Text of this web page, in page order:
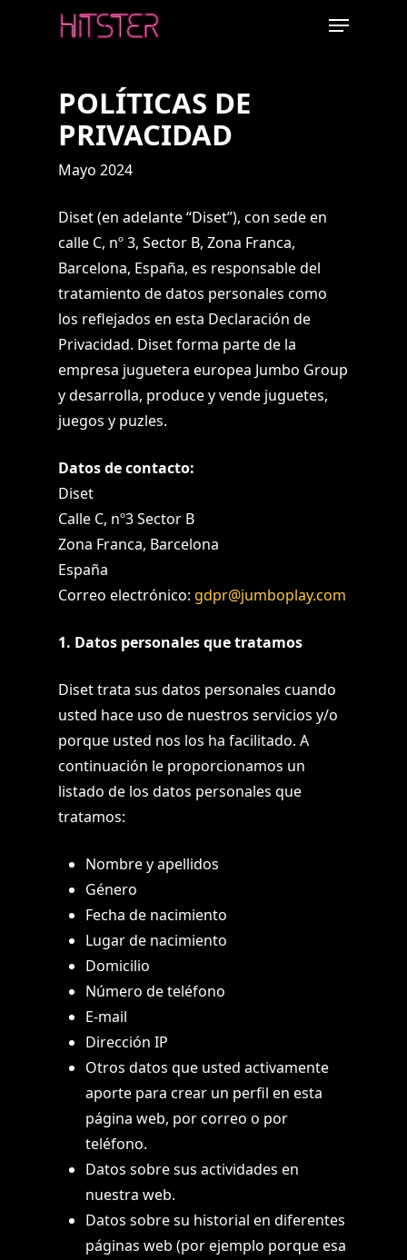
Menu
POLÍTICAS DE
PRIVACIDAD
Mayo 2024
Diset (en adelante “Diset”), con sede en
calle C, nº 3, Sector B, Zona Franca,
Barcelona, España, es responsable del
tratamiento de datos personales como
los reflejados en esta Declaración de
Privacidad. Diset forma parte de la
empresa juguetera europea Jumbo Group
y desarrolla, produce y vende juguetes,
juegos y puzles.
Datos de contacto:
Diset
Calle C, nº3 Sector B
Zona Franca, Barcelona
España
Correo electrónico: gdpr@jumboplay.com
1. Datos personales que tratamos
Diset trata sus datos personales cuando
usted hace uso de nuestros servicios y/o
porque usted nos los ha facilitado. A
continuación le proporcionamos un
listado de los datos personales que
tratamos:
Nombre y apellidos
Género
Fecha de nacimiento
Lugar de nacimiento
Domicilio
Número de teléfono
E-mail
Dirección IP
Otros datos que usted activamente
aporte para crear un perfil en esta
página web, por correo o por
teléfono.
Datos sobre sus actividades en
nuestra web.
Datos sobre su historial en diferentes
páginas web (por ejemplo porque esa